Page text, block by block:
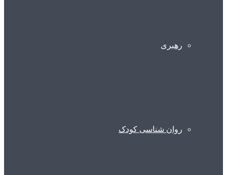
رهبری
روان شناسی کودک